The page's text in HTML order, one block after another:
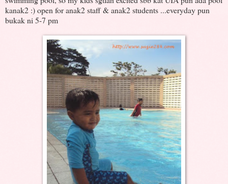
kanak2 :) open for anak2 staff & anak2 students ...everyday pun
bukak ni 5-7 pm